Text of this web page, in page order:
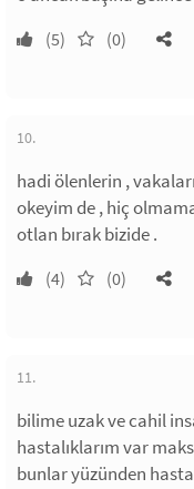
(5) (0)
10.
hadi ölenlerin ,
okeyim de , hiç
otlan bırak bizide .
(4) (0)
11.
bilime uzak ve cahil
hastalıklarım var
bunlar yüzünden